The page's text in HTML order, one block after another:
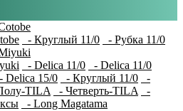
- Круглый 11/0 - Рубка 11/0
- Delica 11/0
- Delica 11/0
- Delica 15/0 - Круглый 11/0
-
TILA - Четверть-TILA
-
- Long Magatama